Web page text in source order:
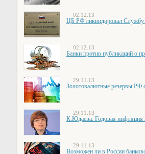
02.12.13
ЦБ РФ ликвидировал
02.12.13
Банки против публикаций о
29.11.13
Золотовалютные резервы РФ
29.11.13
К.Юдаева: Годовая инфляция
29.11.13
Возможен ли в России